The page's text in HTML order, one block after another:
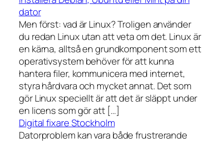
dator
Men först: vad är Linux? Troligen använder
du redan Linux utan att veta om det. Linux är
en kärna, alltså en grundkomponent som ett
operativsystem behöver för att kunna
hantera filer, kommunicera med internet,
styra hårdvara och mycket annat. Det som
gör Linux speciellt är att det är släppt under
en licens som gör att […]
Digital fixare Stockholm
Datorproblem kan vara både frustrerande